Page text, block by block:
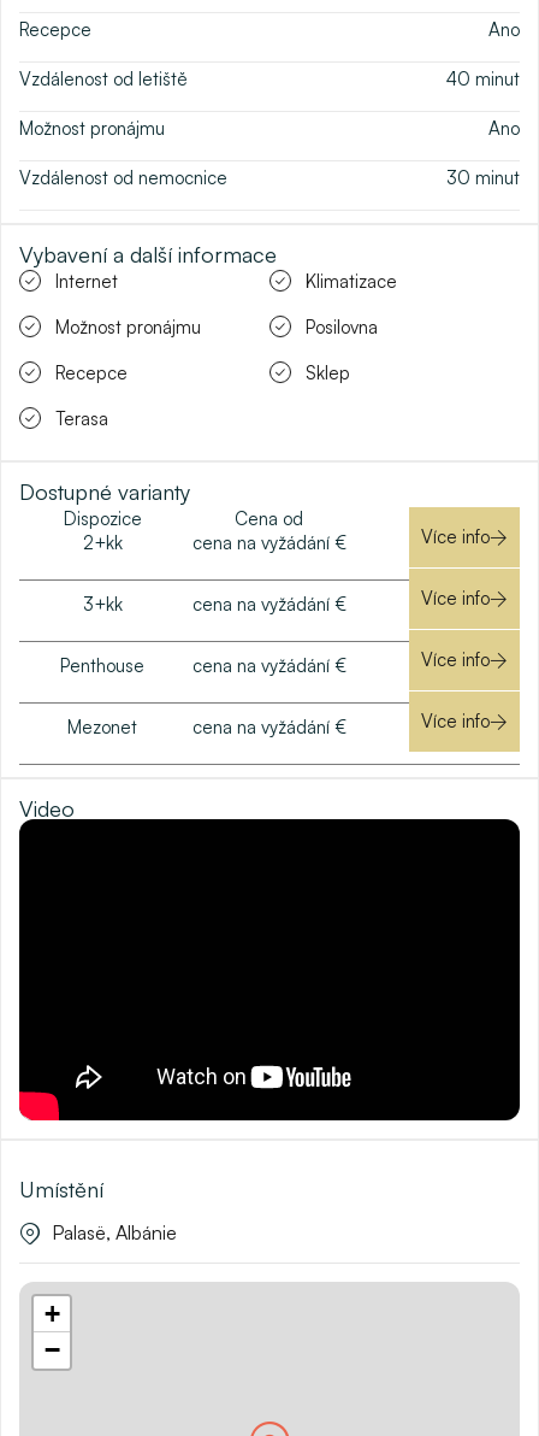
Recepce Ano
Vzdálenost od letiště 40 minut
Možnost pronájmu Ano
Vzdálenost od nemocnice 30 minut
Vybavení a další informace
Internet
Klimatizace
Možnost pronájmu
Posilovna
Recepce
Sklep
Terasa
Dostupné varianty
Dispozice
Cena od
2+kk
cena na vyžádání € Více info
3+kk cena na vyžádání € Více info
Penthouse cena na vyžádání € Více info
Mezonet cena na vyžádání € Více info
Video
Umístění
Palasë, Albánie
+
−